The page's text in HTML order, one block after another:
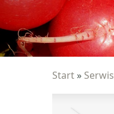
Start » Serwis